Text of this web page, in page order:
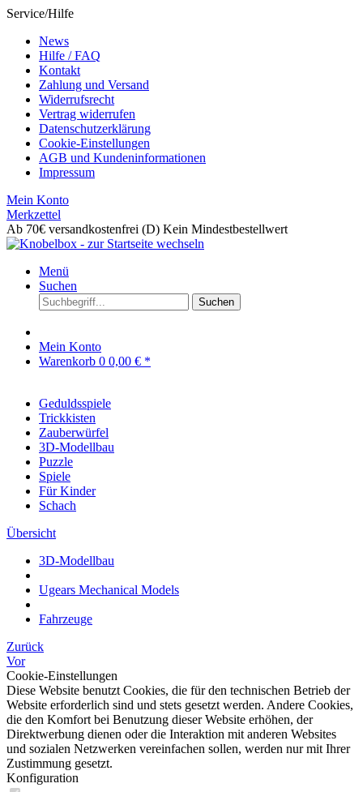
Service/Hilfe
News
Hilfe / FAQ
Kontakt
Zahlung und Versand
Widerrufsrecht
Vertrag widerrufen
Datenschutzerklärung
Cookie-Einstellungen
AGB und Kundeninformationen
Impressum
Mein Konto
Merkzettel
Ab 70€ versandkostenfrei (D) Kein Mindestbestellwert
Menü
Suchen
Suchen
Mein Konto
Warenkorb 0 0,00 € *
Geduldsspiele
Trickkisten
Zauberwürfel
3D-Modellbau
Puzzle
Spiele
Für Kinder
Schach
Übersicht
3D-Modellbau
Ugears Mechanical Models
Fahrzeuge
Zurück
Vor
Cookie-Einstellungen
Diese Website benutzt Cookies, die für den technischen Betrieb der
Website erforderlich sind und stets gesetzt werden. Andere Cookies,
die den Komfort bei Benutzung dieser Website erhöhen, der
Direktwerbung dienen oder die Interaktion mit anderen Websites
und sozialen Netzwerken vereinfachen sollen, werden nur mit Ihrer
Zustimmung gesetzt.
Konfiguration